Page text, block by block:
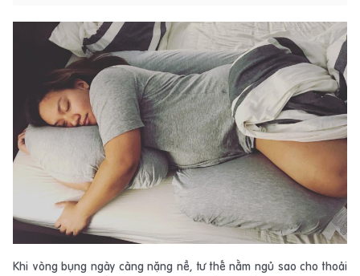
Khi vòng bụng ngày càng nặng nề, tư thế nằm ngủ sao cho thoải